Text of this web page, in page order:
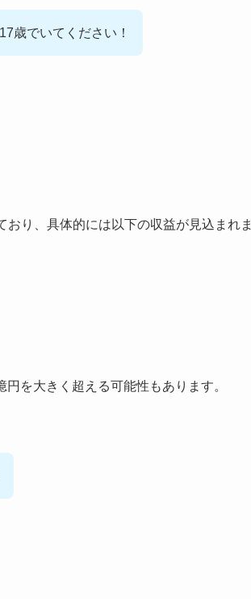
歳でいてください！
おり、具体的には以下の収益が見込まれま
を大きく超える可能性もあります。